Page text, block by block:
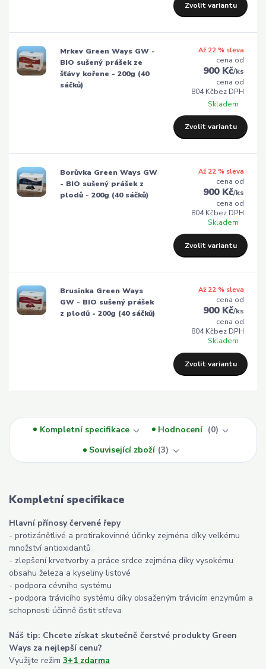
Zvolit variantu
Mrkev Green Ways GW -
BIO sušený prášek ze
šťávy kořene - 200g (40
sáčků)
Až 22 % sleva
cena od
900 Kč/ks
cena od
804 Kčbez DPH
Skladem
Zvolit variantu
Borůvka Green Ways GW
- BIO sušený prášek z
plodů - 200g (40 sáčků)
Až 22 % sleva
cena od
900 Kč/ks
cena od
804 Kčbez DPH
Skladem
Zvolit variantu
Brusinka Green Ways
GW - BIO sušený prášek
z plodů - 200g (40 sáčků)
Až 22 % sleva
cena od
900 Kč/ks
cena od
804 Kčbez DPH
Skladem
Zvolit variantu
Kompletní specifikace Hodnocení
0
Související zboží 3
Kompletní specifikace
Hlavní přínosy červené řepy
- protizánětlivé a protirakovinné účinky zejména díky velkému
množství antioxidantů
- zlepšení krvetvorby a práce srdce zejména díky vysokému
obsahu železa a kyseliny listové
- podpora cévního systému
- podpora trávicího systému díky obsaženým trávicím enzymům a
schopnosti účinně čistit střeva
Náš tip: Chcete získat skutečně čerstvé produkty Green
Ways za nejlepší cenu?
Využijte režim 3+1 zdarma